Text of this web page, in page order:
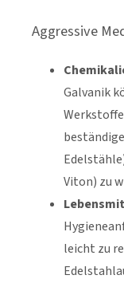
Aggressive
Galvanik
Viton) zu
leicht zu